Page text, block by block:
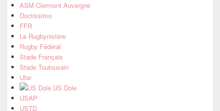
ASM Clermont Auvergne
Doctissimo
FFR
Le Rugbynistère
Rugby Fédéral
Stade Français
Stade Toulousain
Ufar
US Dole
USAP
USTD